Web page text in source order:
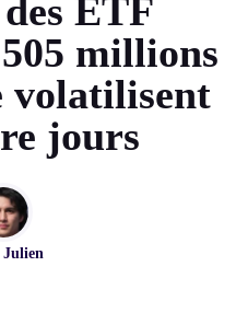
ETF
millions
volatilisent
jours
Julien